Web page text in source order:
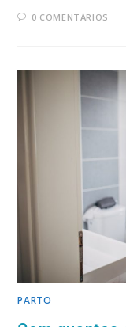
0 COMENTÁRIOS
PARTO